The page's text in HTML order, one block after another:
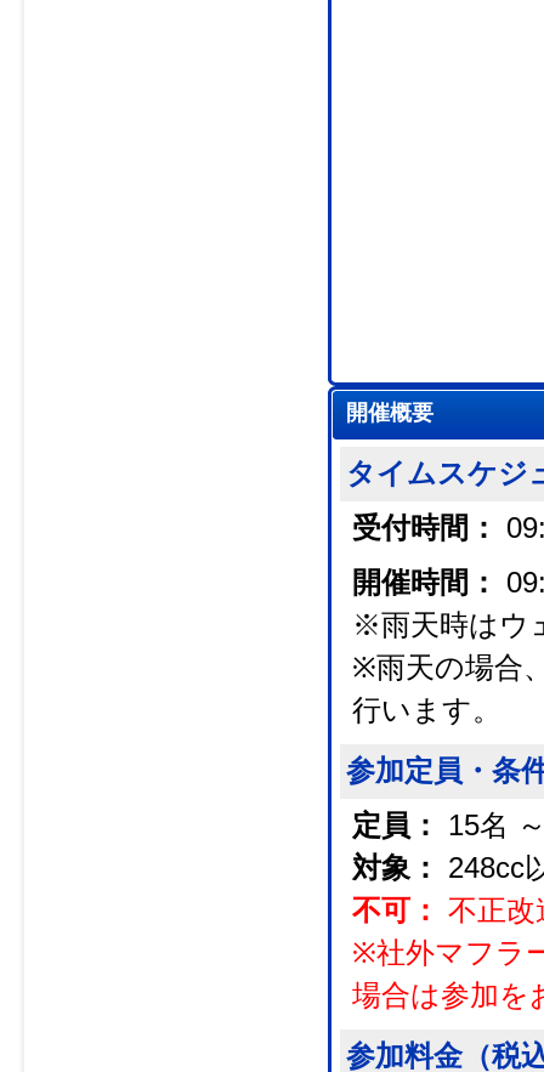
開催概要
タイムスケジ
受付時間：
開催時間：
※雨天時はウ
※雨天の場合
行います。
参加定員・条
定員： 15名
対象： 248cc
不可： 不正改
※社外マフラ
場合は参加を
参加料金（税